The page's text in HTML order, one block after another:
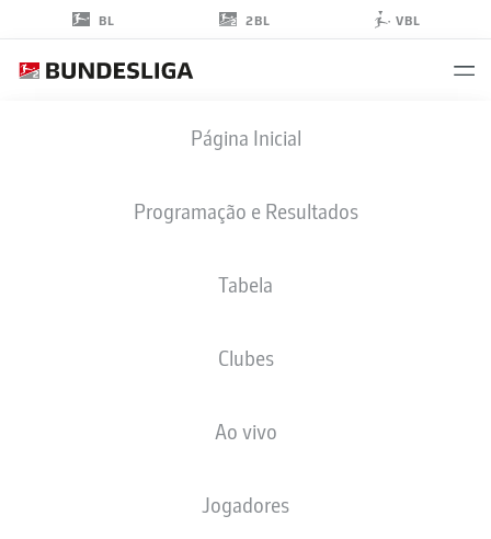
BL 2BL VBL
Página Inicial
Programação e Resultados
Tabela
Clubes
Ao vivo
Jogadores